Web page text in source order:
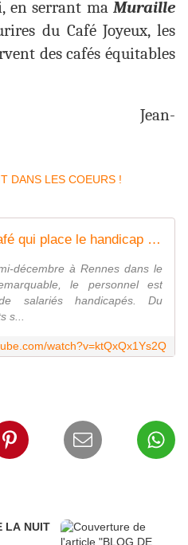
en serrant ma Muraille
du Café Joyeux, les
des cafés équitables
Rennes : "Joyeux", le café qui place le handicap au coeur de la ville
décembre à Rennes dans le
le personnel est
salariés handicapés. Du
s...
watch?v=ktQxQx1Ys2Q
LA NUIT